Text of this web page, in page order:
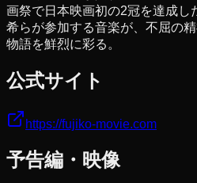
画祭で日本映画初の2冠を達成し
希らが参加する音楽が、不屈の
物語を鮮烈に彩る。
公式サイト
https://fujiko-movie.com
予告編・映像